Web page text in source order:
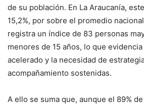
de su población. En La Araucanía,
15,2%, por sobre el promedio
registra un índice de 83 personas
menores de 15 años, lo que
acelerado y la necesidad de
acompañamiento sostenidas.
A ello se suma que, aunque el 89%